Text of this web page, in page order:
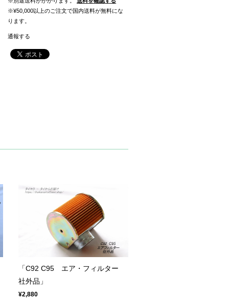
※¥50,000以上のご注文で国内送料が無料にな
ります。
通報する
「C92 C95 エア・フィルター
社外品」
¥2,880